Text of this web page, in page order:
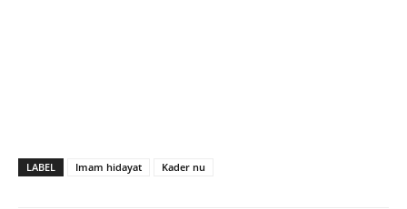
LABEL Imam hidayat Kader nu